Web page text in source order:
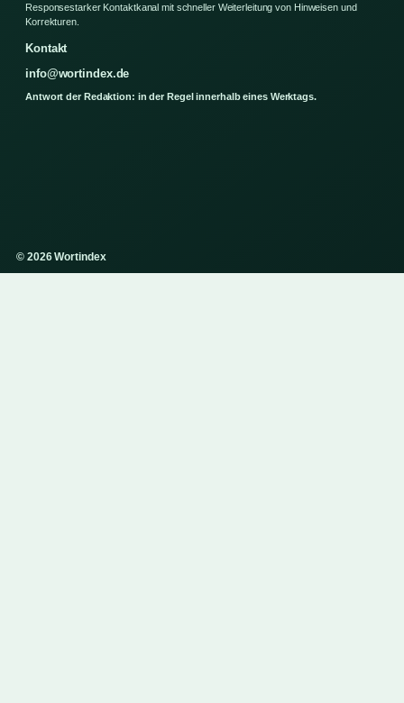
Responsestarker Kontaktkanal mit schneller Weiterleitung von Hinweisen und
Korrekturen.
Kontakt
info@wortindex.de
Antwort der Redaktion: in der Regel innerhalb eines Werktags.
© 2026 Wortindex